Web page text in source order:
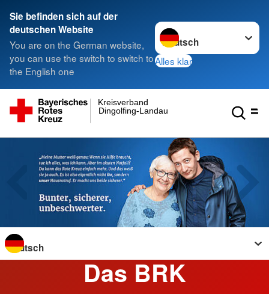
Sie befinden sich auf der
deutschen Website
You are on the German website,
you can use the switch to switch to
the English one
Sprache wechseln zu
Alles klar
Dingolfing-Landau
Kreisverband
Sprache wechseln zu
Das BRK